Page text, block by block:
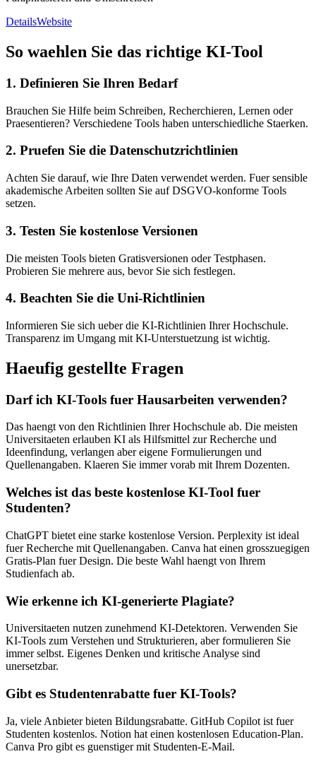
DetailsWebsite
So waehlen Sie das richtige KI-Tool
1. Definieren Sie Ihren Bedarf
Brauchen Sie Hilfe beim Schreiben, Recherchieren, Lernen oder
Praesentieren? Verschiedene Tools haben unterschiedliche Staerken.
2. Pruefen Sie die Datenschutzrichtlinien
Achten Sie darauf, wie Ihre Daten verwendet werden. Fuer sensible
akademische Arbeiten sollten Sie auf DSGVO-konforme Tools
setzen.
3. Testen Sie kostenlose Versionen
Die meisten Tools bieten Gratisversionen oder Testphasen.
Probieren Sie mehrere aus, bevor Sie sich festlegen.
4. Beachten Sie die Uni-Richtlinien
Informieren Sie sich ueber die KI-Richtlinien Ihrer Hochschule.
Transparenz im Umgang mit KI-Unterstuetzung ist wichtig.
Haeufig gestellte Fragen
Darf ich KI-Tools fuer Hausarbeiten verwenden?
Das haengt von den Richtlinien Ihrer Hochschule ab. Die meisten
Universitaeten erlauben KI als Hilfsmittel zur Recherche und
Ideenfindung, verlangen aber eigene Formulierungen und
Quellenangaben. Klaeren Sie immer vorab mit Ihrem Dozenten.
Welches ist das beste kostenlose KI-Tool fuer
Studenten?
ChatGPT bietet eine starke kostenlose Version. Perplexity ist ideal
fuer Recherche mit Quellenangaben. Canva hat einen grosszuegigen
Gratis-Plan fuer Design. Die beste Wahl haengt von Ihrem
Studienfach ab.
Wie erkenne ich KI-generierte Plagiate?
Universitaeten nutzen zunehmend KI-Detektoren. Verwenden Sie
KI-Tools zum Verstehen und Strukturieren, aber formulieren Sie
immer selbst. Eigenes Denken und kritische Analyse sind
unersetzbar.
Gibt es Studentenrabatte fuer KI-Tools?
Ja, viele Anbieter bieten Bildungsrabatte. GitHub Copilot ist fuer
Studenten kostenlos. Notion hat einen kostenlosen Education-Plan.
Canva Pro gibt es guenstiger mit Studenten-E-Mail.